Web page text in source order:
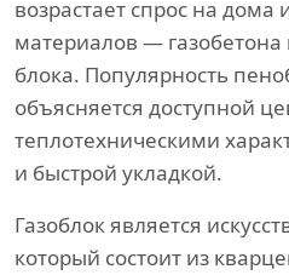
возрастает спрос на дома
материалов — газобетона
блока. Популярность
объясняется доступной
теплотехническими
и быстрой укладкой.
Газоблок является
который состоит из